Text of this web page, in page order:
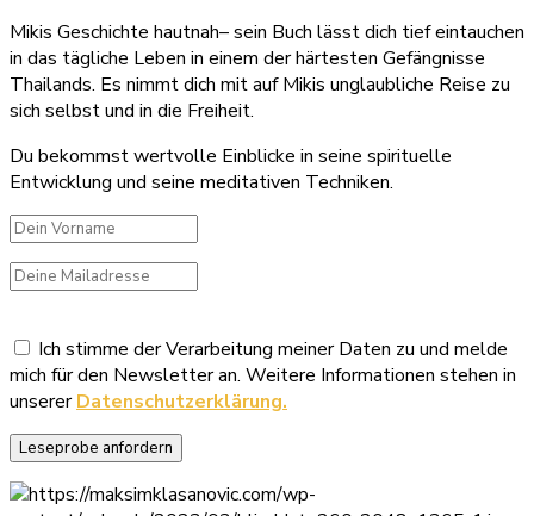
Mikis Geschichte hautnah– sein Buch lässt dich tief eintauchen
in das tägliche Leben in einem der härtesten Gefängnisse
Thailands. Es nimmt dich mit auf Mikis unglaubliche Reise zu
sich selbst und in die Freiheit.
Du bekommst wertvolle Einblicke in seine spirituelle
Entwicklung und seine meditativen Techniken.
Ich stimme der Verarbeitung meiner Daten zu und melde
mich für den Newsletter an. Weitere Informationen stehen in
unsererDatenschutzerklärung.